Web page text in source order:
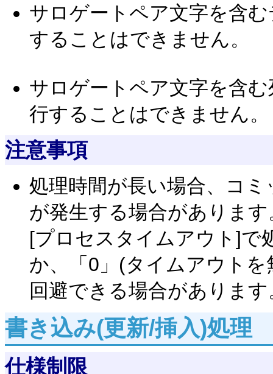
サロゲートペア文字を含
することはできません。
サロゲートペア文字を含
行することはできません。
注意事項
処理時間が長い場合、コ
が発生する場合がありま
[プロセスタイムアウト]で
か、「0」(タイムアウト
回避できる場合があります
書き込み(更新/挿入)処理
仕様制限